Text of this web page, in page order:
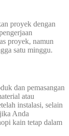
proyek dengan
proyek, namun
satu minggu.
dan pemasangan
atau
instalasi, selain
Anda
kain tetap dalam